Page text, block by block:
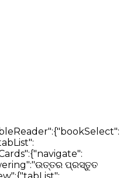
Strikethrough","insertLink":"Insert Link","formattingOptions":"Formatting Options","codeLanguage":"Select Code Language"}}},"verseOverview":{"tabList":["Overview","Media","Dictionary","Commentary"],"lowQualityMessage":"The below results may not contain direct answers to your selected verse.","noVerseCommentaryMessage":"No Commentary found for the selected verse. Please try selecting a wider range of verses.","noVerseDictionaryMessage":"No Dictionary definitions found for the selected verse. Please try selecting a wider range of verses.","noVerseMediaMessage":"No Media found for the selected verse. Please try selecting a wider range of verses.","loading":{"commentary":"Loading Commentary","dictionary":"Loading Dictionary"},"dictionaries":"Dictionaries","encyclopedias":"Encyclopedias"},"bibleSelectorTitles":{"books":"Books","chapters":"Chapters","verses":"Verses"},"swipeNavigation":{"prev":"Prev","swipe":"SWIPE","next":"Next"},"betaFeedback":{"title":"Beta Feedback","description":"We are constantly improving our Bible AI. Please share your feedback with us.","form":{"title":"Beta Feedback Form"},"feedbackForm":{"description":" ","experienceRating":{"title":"How would you rate your Bible experience so far?","options":["1 - Poor","2 - Fair","3 - Good","4 - Very Good","5 - Excellent"]},"readingMeans":{"title":"What is your primary method of reading the Bible?","options":["Digitally (Bible app